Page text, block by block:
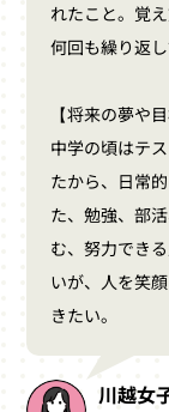
れたこと。覚
何回も繰り返
【将来の夢や目
中学の頃はテ
たから、日常
た、勉強、部
む、努力でき
いが、人を笑
きたい。
川越女